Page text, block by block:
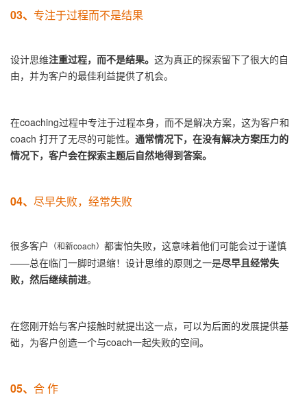
03、 专注于过程而不是结果
设计思维注重过程，而不是结果。 这为真正的探索留下了很大的自
由，并为客户的最佳利益提供了机会。
在coaching过程中专注于过程本身，而不是解决方案，这为客户和
coach 打开了无尽的可能性。 通常情况下，在没有解决方案压力的
情况下，客户会在探索主题后自然地得到答案。
04、 尽早失败，经常失败
很多客户 （和新coach） 都害怕失败，这意味着他们可能会过于谨慎
——总在临门一脚时退缩！设计思维的原则之一是尽早且经常失
败，然后继续前进。
在您刚开始与客户接触时就提出这一点，可以为后面的发展提供基
础，为客户创造一个与coach一起失败的空间。
05、 合 作